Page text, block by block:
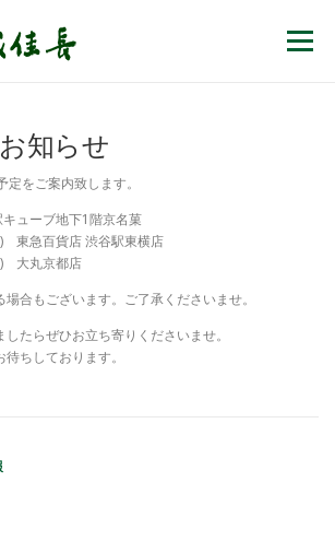
メニュー
知らせ
をご案内致します。
ューブ地下1階京名菓
東急百貨店 渋谷駅東横店
) 大丸京都店
合もございます。ご了承くださいませ。
たらぜひお立ち寄りくださいませ。
ちしております。